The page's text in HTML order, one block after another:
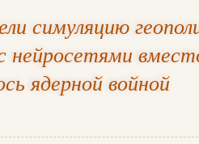
симуляцию
нейросетями
ядерной войной